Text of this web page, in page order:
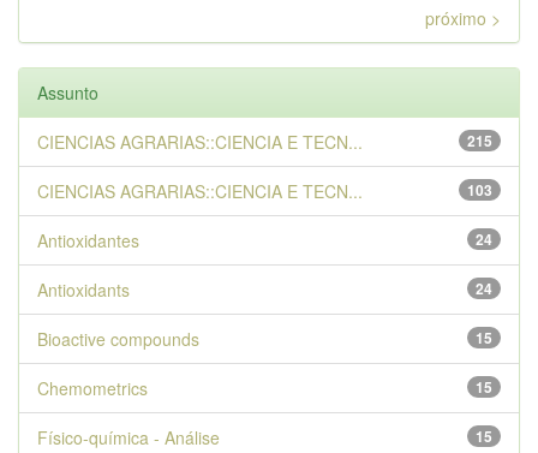
próximo >
Assunto
215
CIENCIAS AGRARIAS::CIENCIA E TECN...
103
CIENCIAS AGRARIAS::CIENCIA E TECN...
24
Antioxidantes
24
Antioxidants
15
Bioactive compounds
15
Chemometrics
15
Físico-química - Análise